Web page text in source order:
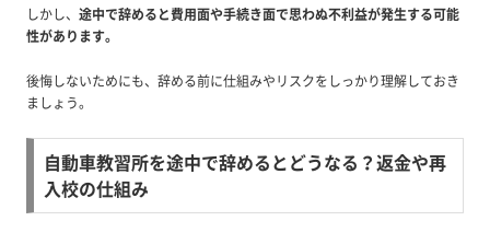
しかし、 途中で辞めると費用面や手続き面で思わぬ不利益が発生する可能
性があります。
後悔しないためにも、辞める前に仕組みやリスクをしっかり理解しておき
ましょう。
自動車教習所を途中で辞めるとどうなる？返金や再
入校の仕組み